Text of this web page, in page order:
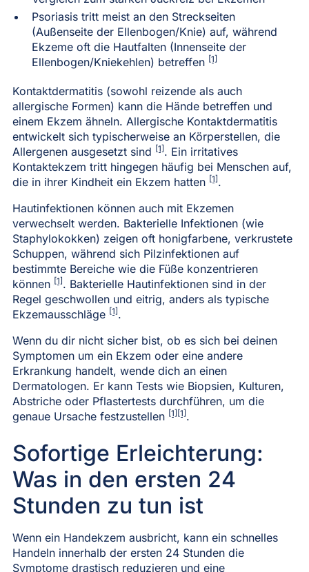
Psoriasis tritt meist an den Streckseiten
(Außenseite der Ellenbogen/Knie) auf, während
Ekzeme oft die Hautfalten (Innenseite der
Ellenbogen/Kniekehlen) betreffen [1]
Kontaktdermatitis (sowohl reizende als auch
allergische Formen) kann die Hände betreffen und
einem Ekzem ähneln. Allergische Kontaktdermatitis
entwickelt sich typischerweise an Körperstellen, die
Allergenen ausgesetzt sind [1] . Ein irritatives
Kontaktekzem tritt hingegen häufig bei Menschen auf,
die in ihrer Kindheit ein Ekzem hatten [1] .
Hautinfektionen können auch mit Ekzemen
verwechselt werden. Bakterielle Infektionen (wie
Staphylokokken) zeigen oft honigfarbene, verkrustete
Schuppen, während sich Pilzinfektionen auf
bestimmte Bereiche wie die Füße konzentrieren
können [1] . Bakterielle Hautinfektionen sind in der
Regel geschwollen und eitrig, anders als typische
Ekzemausschläge [1] .
Wenn du dir nicht sicher bist, ob es sich bei deinen
Symptomen um ein Ekzem oder eine andere
Erkrankung handelt, wende dich an einen
Dermatologen. Er kann Tests wie Biopsien, Kulturen,
Abstriche oder Pflastertests durchführen, um die
genaue Ursache festzustellen [1][1] .
Sofortige Erleichterung:
Was in den ersten 24
Stunden zu tun ist
Wenn ein Handekzem ausbricht, kann ein schnelles
Handeln innerhalb der ersten 24 Stunden die
Symptome drastisch reduzieren und eine